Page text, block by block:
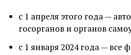
с 1 апреля этого года —
госорганов и органов
с 1 января 2024 года — все